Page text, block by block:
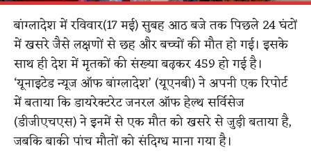
बांग्लादेश में रविवार(17 मई) सुबह आठ बजे तक पिछले 24 घंटों
में खसरे जैसे लक्षणों से छह और बच्चों की मौत हो गई। इसके
साथ ही देश में मृतकों की संख्या बढ़कर 459 हो गई है।
‘यूनाइटेड न्यूज ऑफ बांग्लादेश’ (यूएनबी) ने अपनी एक रिपोर्ट
में बताया कि डायरेक्टरेट जनरल ऑफ हेल्थ सर्विसेज
(डीजीएचएस) ने इनमें से एक मौत को खसरे से जुड़ी बताया है,
जबकि बाकी पांच मौतों को संदिग्ध माना गया है।